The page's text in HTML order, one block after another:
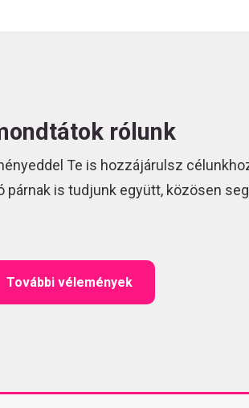
rólunk
Te is hozzájárulsz
párnak is tudjunk együtt, közösen
További vélemények